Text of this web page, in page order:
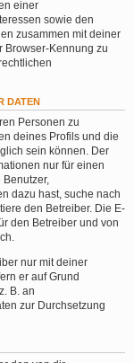
einer
sowie den
zusammen mit deiner
Browser-Kennung zu
DATEN
Personen zu
deines Profils und die
sein können. Der
nur für einen
dazu hast, suche nach
den Betreiber. Die E-
den Betreiber und von
nur mit deiner
er auf Grund
B. an
zur Durchsetzung